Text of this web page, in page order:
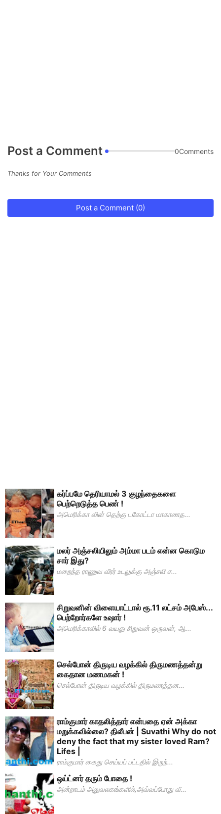
Post a Comment 0Comments
Thanks for Your Comments
Post a Comment (0)
கர்ப்பமே தெரியாமல் 3 குழந்தைகளை
பெற்றெடுத்த பெண் !
அமெரிக்கா வின் தெற்கு டகோட்டா மாகாணத...
மலர் அஞ்சலியிலும் அம்மா படம் என்ன கொடும
சார் இது?
மறைந்த ராணுவ வீரர் உடலுக்கு அஞ்சலி ச...
சிறுவனின் விளையாட்டால் ரூ.11 லட்சம் அபேஸ்...
பெற்றோர்களே உஷார் !
அமெரிக்காவில் 6 வயது சிறுவன் ஒருவன், ஆ...
செல்போன் திருடிய வழக்கில் திருமணத்தன்று
கைதான மணமகன் !
செல்போன் திருடிய வழக்கில் திருமணத்தன...
ராம்குமார் காதலித்தார் என்பதை ஏன் அக்கா
மறுக்கவில்லை? திலீபன் | Suvathi Why do not
deny the fact that my sister loved Ram?
Lifes |
ராம்குமார் கைது செய்யப் பட்டதில் இருந்...
ஒய்ட்னர் தரும் போதை !
அன்றாடம் அலுவலகங்களில்,அவ்வப்போது வீ...